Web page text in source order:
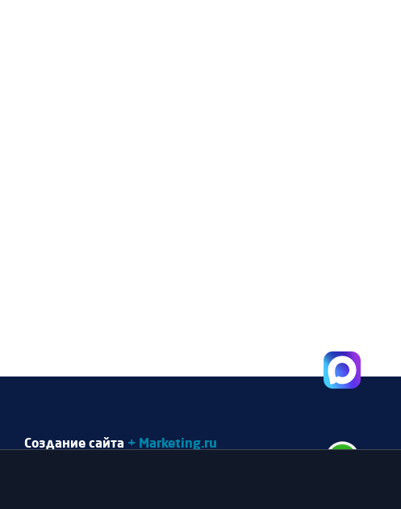
Создание сайта + Marketing.ru
ПартнерSiSS.ru